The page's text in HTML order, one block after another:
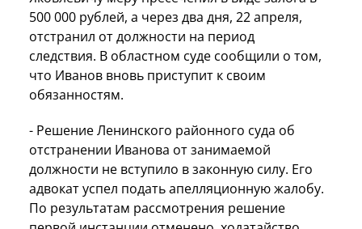
500 000 рублей, а через два дня, 22 апреля,
отстранил от должности на период
следствия. В областном суде сообщили о том,
что Иванов вновь приступит к своим
обязанностям.
- Решение Ленинского районного суда об
отстранении Иванова от занимаемой
должности не вступило в законную силу. Его
адвокат успел подать апелляционную жалобу.
По результатам рассмотрения решение